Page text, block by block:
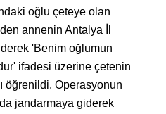
oğlu çeteye olan
annenin Antalya İl
'Benim oğlumun
ifadesi üzerine çetenin
öğrenildi. Operasyonun
jandarmaya giderek